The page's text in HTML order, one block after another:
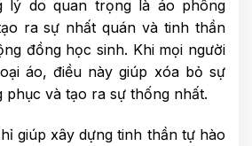
lý do quan trọng là áo phông
ra sự nhất quán và tinh thần
đồng học sinh. Khi mọi người
áo, điều này giúp xóa bỏ sự
phục và tạo ra sự thống nhất.
giúp xây dựng tinh thần tự hào